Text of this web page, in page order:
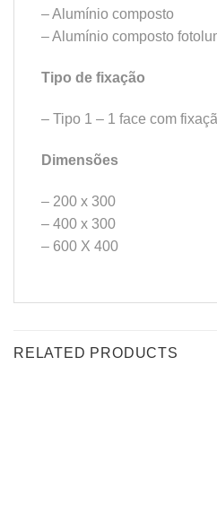
– Alumínio composto
– Alumínio composto
Tipo de fixação
– Tipo 1 – 1 face com
Dimensões
– 200 x 300
– 400 x 300
– 600 X 400
RELATED PRODUCTS